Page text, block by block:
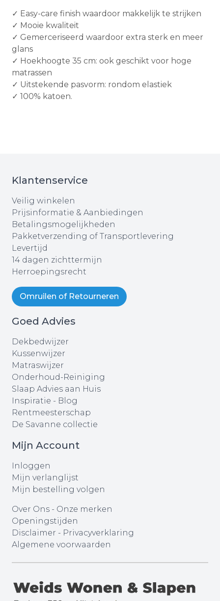
✓ Easy-care finish waardoor makkelijk te strijken
✓ Mooie kwaliteit
✓ Gemerceriseerd waardoor extra sterk en meer
glans
✓ Hoekhoogte 35 cm: ook geschikt voor hoge
matrassen
✓ Uitstekende pasvorm: rondom elastiek
✓ 100% katoen.
Klantenservice
Veilig winkelen
Prijsinformatie & Aanbiedingen
Betalingsmogelijkheden
Pakketverzending of Transportlevering
Levertijd
14 dagen zichttermijn
Herroepingsrecht
Omruilen of Retourneren
Goed Advies
Dekbedwijzer
Kussenwijzer
Matraswijzer
Onderhoud-Reiniging
Slaap Advies aan Huis
Inspiratie - Blog
Rentmeesterschap
De Savanne collectie
Mijn Account
Inloggen
Mijn verlanglijst
Mijn bestelling volgen
Over Ons - Onze merken
Openingstijden
Disclaimer - Privacyverklaring
Algemene voorwaarden